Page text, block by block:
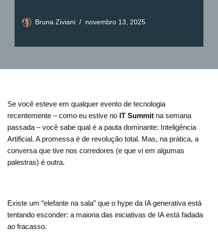
Bruna Ziviani novembro 13, 2025
Se você esteve em qualquer evento de tecnologia
recentemente – como eu estive no IT Summit na semana
passada – você sabe qual é a pauta dominante: Inteligência
Artificial. A promessa é de revolução total. Mas, na prática, a
conversa que tive nos corredores (e que vi em algumas
palestras) é outra.
Existe um “elefante na sala” que o hype da IA generativa está
tentando esconder: a maioria das iniciativas de IA está fadada
ao fracasso.